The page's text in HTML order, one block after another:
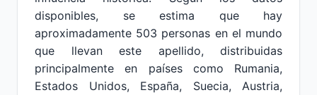
disponibles, se estima que hay
aproximadamente 503 personas en el mundo
que llevan este apellido, distribuidas
principalmente en países como Rumania,
Estados Unidos, España, Suecia, Austria,